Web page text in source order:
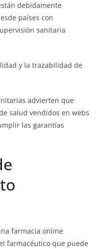
debidamente
países con
sanitaria
y la trazabilidad de
advierten que
salud vendidos en webs
las garantías
farmacia online
farmacéutico que puede